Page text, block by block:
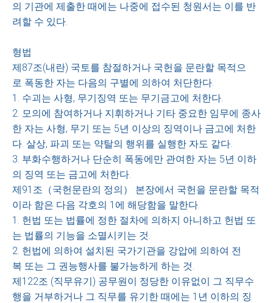
의 기관에 제출한 때에는 나중에 접수된 청원서는 이를 반
려할 수 있다.
형법
제87조(내란) 국토를 참절하거나 국헌을 문란할 목적으
로 폭동한 자는 다음의 구별에 의하여 처단한다.
1. 수괴는 사형, 무기징역 또는 무기금고에 처한다.
2. 모의에 참여하거나 지휘하거나 기타 중요한 임무에 종사
한 자는 사형, 무기 또는 5년 이상의 징역이나 금고에 처한
다. 살상, 파괴 또는 약탈의 행위를 실행한 자도 같다.
3. 부화수행하거나 단순히 폭동에만 관여한 자는 5년 이하
의 징역 또는 금고에 처한다.
제91조（국헌문란의 정의） 본장에서 국헌을 문란할 목적
이라 함은 다음 각호의 1에 해당함을 말한다.
1. 헌법 또는 법률에 정한 절차에 의하지 아니하고 헌법 또
는 법률의 기능을 소멸시키는 것.
2. 헌법에 의하여 설치된 국가기관을 강압에 의하여 전
복 또는 그 권능행사를 불가능하게 하는 것.
제122조 (직무유기) 공무원이 정당한 이유없이 그 직무수
행을 거부하거나 그 직무를 유기한 때에는 1년 이하의 징